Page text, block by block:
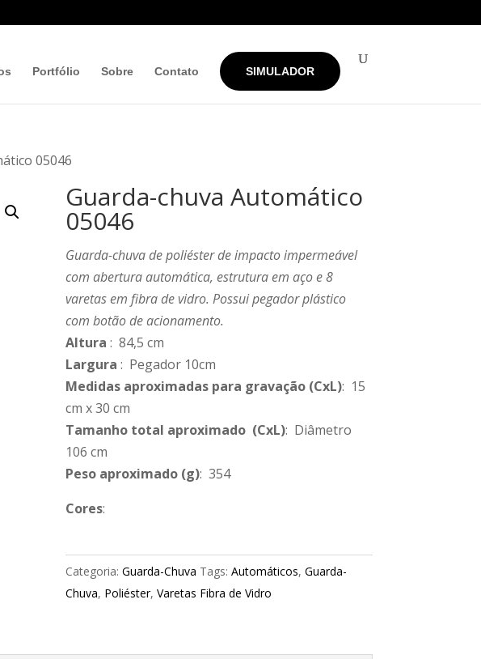
Portfólio Sobre Contato SIMULADOR
05046
Guarda-chuva Automático
05046
Guarda-chuva de poliéster de impacto impermeável
com abertura automática, estrutura em aço e 8
varetas em fibra de vidro. Possui pegador plástico
com botão de acionamento.
Altura : 84,5 cm
Largura : Pegador 10cm
Medidas aproximadas para gravação(CxL): 15
cm x 30 cm
Tamanho total aproximado (CxL): Diâmetro
106 cm
Peso aproximado(g): 354
Cores:
Categoria: Guarda-Chuva Tags: Automáticos, Guarda-
Chuva, Poliéster, Varetas Fibra de Vidro